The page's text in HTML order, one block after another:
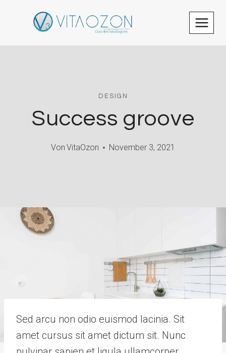
DESIGN
Success groove
Von VitaOzon November 3, 2021
Sed arcu non odio euismod lacinia. Sit
amet cursus sit amet dictum sit. Nunc